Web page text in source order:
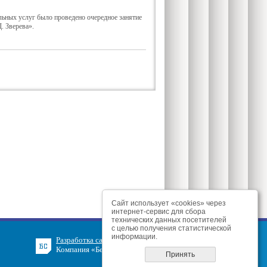
услуг было проведено очередное занятие
Зверева».
Разработка сайта
Компания «БелСофт»
Сайт использует «cookies» через
интернет-сервис для сбора
технических данных посетителей
с целью получения статистической
информации.
Принять